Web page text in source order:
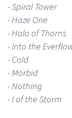
- Spiral Tower
- Haze One
- Halo of Thorns
- Into the
- Cold
- Morbid
- Nothing
- I of the Storm